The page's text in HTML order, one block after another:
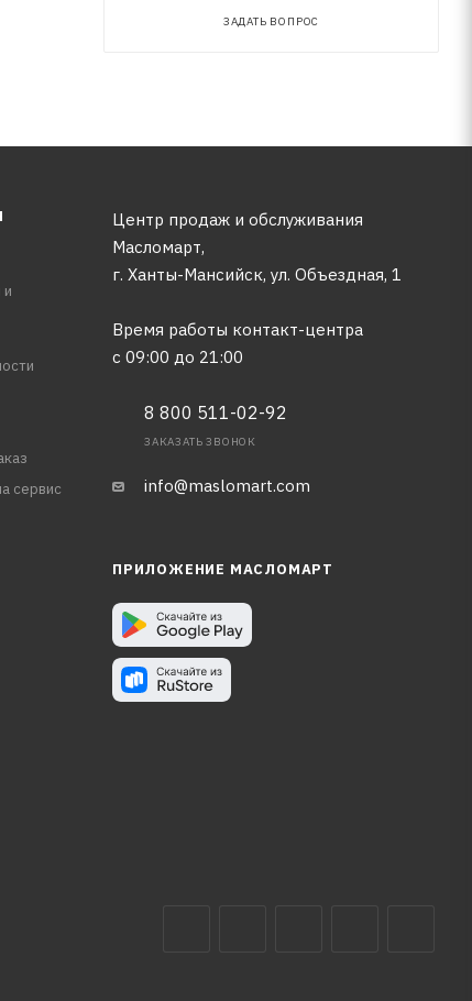
ЗАДАТЬ ВОПРОС
и
сервис
Центр продаж и обслуживания
Масломарт,
г. Ханты-Мансийск, ул. Объездная, 1
Время работы контакт-центра
с 09:00 до 21:00
8 800 511-02-92
ЗАКАЗАТЬ ЗВОНОК
info@maslomart.com
ПРИЛОЖЕНИЕ МАСЛОМАРТ